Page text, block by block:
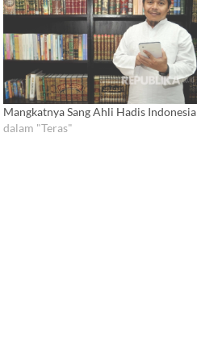
Mangkatnya Sang Ahli Hadis Indonesia
dalam "Teras"